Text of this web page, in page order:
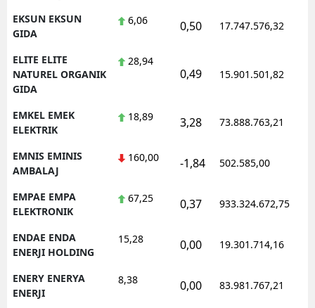
EKSUN EKSUN
GIDA
6,06 0,50 17.747.576,32
ELITE ELITE
NATUREL ORGANIK
GIDA
28,94
0,49 15.901.501,82
EMKEL EMEK
ELEKTRIK
18,89 3,28 73.888.763,21
EMNIS EMINIS
AMBALAJ
160,00 -1,84 502.585,00
EMPAE EMPA
ELEKTRONIK
67,25 0,37 933.324.672,75
ENDAE ENDA
ENERJI HOLDING
15,28 0,00 19.301.714,16
ENERY ENERYA
ENERJI
8,38 0,00 83.981.767,21